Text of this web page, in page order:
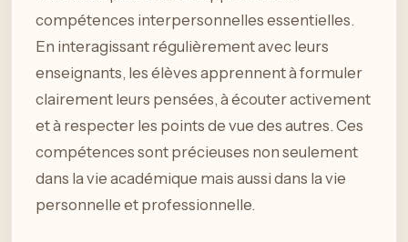
compétences interpersonnelles essentielles.
En interagissant régulièrement avec leurs
enseignants, les élèves apprennent à formuler
clairement leurs pensées, à écouter activement
et à respecter les points de vue des autres. Ces
compétences sont précieuses non seulement
dans la vie académique mais aussi dans la vie
personnelle et professionnelle.